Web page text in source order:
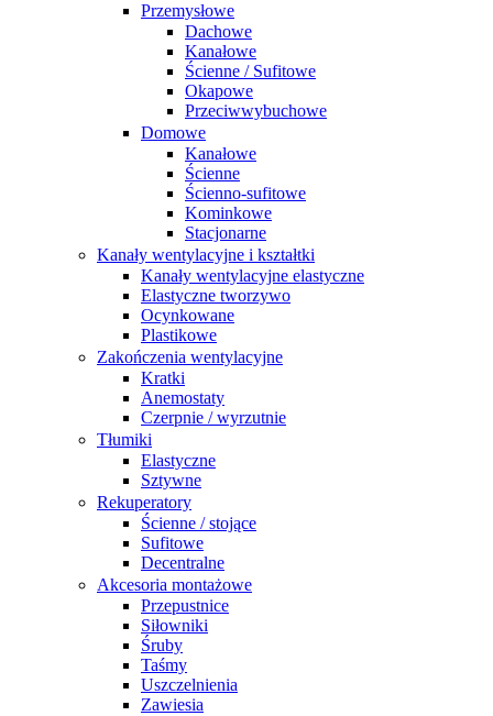
Przemysłowe
Dachowe
Kanałowe
Ścienne / Sufitowe
Okapowe
Przeciwwybuchowe
Domowe
Kanałowe
Ścienne
Ścienno-sufitowe
Kominkowe
Stacjonarne
Kanały wentylacyjne i kształtki
Kanały wentylacyjne elastyczne
Elastyczne tworzywo
Ocynkowane
Plastikowe
Zakończenia wentylacyjne
Kratki
Anemostaty
Czerpnie / wyrzutnie
Tłumiki
Elastyczne
Sztywne
Rekuperatory
Ścienne / stojące
Sufitowe
Decentralne
Akcesoria montażowe
Przepustnice
Siłowniki
Śruby
Taśmy
Uszczelnienia
Zawiesia